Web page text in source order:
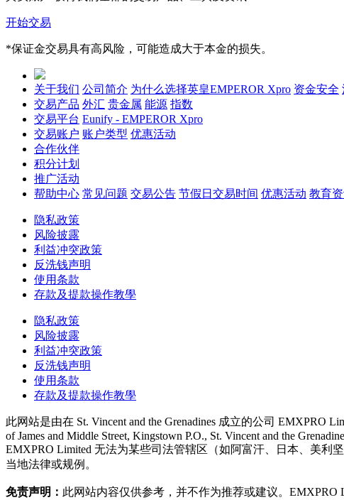
开始交易
*保证金交易具有高风险，可能造成大于本金的损失。
关于我们 公司简介 为什么选择英皇EMPEROR Xpro 资金安全
交易产品 外汇 贵金属 能源 指数
交易平台 Eunify - EMPEROR Xpro
交易账户 账户类型 优惠活动
合作伙伴
积分计划
推广活动
帮助中心 常见问题 交易公告 节假日交易时间 优惠活动 教育
隐私政策
风险披露
利益冲突政策
反洗钱声明
使用条款
存款及提款操作教學
隐私政策
风险披露
利益冲突政策
反洗钱声明
使用条款
存款及提款操作教學
此网站是由在 St. Vincent and the Grenadines 成立的公司 EMXPRO
of James and Middle Street, Kingstown P.O., St. Vincent and the
EMXPRO Limited 无法为某些司法管辖区（如阿富汗、日本、美
当地法律或规例。
免责声明： 此网站内容仅供参考，并不作为推荐或建议。EMXPRO